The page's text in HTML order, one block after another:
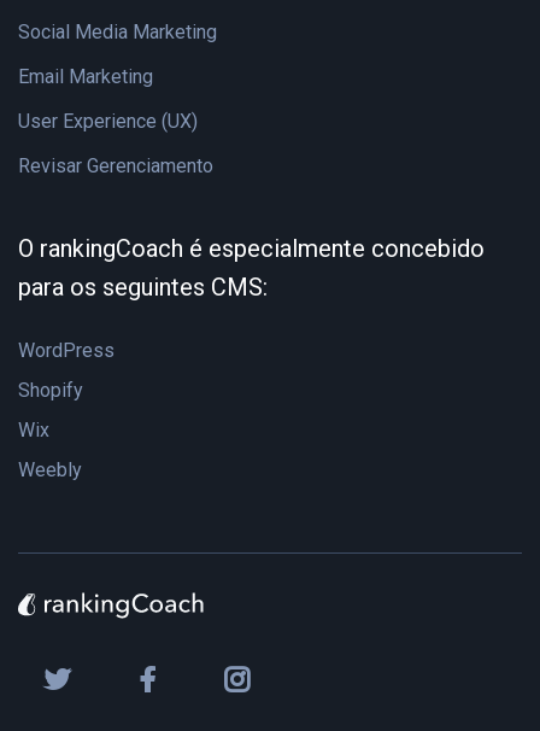
Social Media Marketing
Email Marketing
User Experience (UX)
Revisar Gerenciamento
O rankingCoach é especialmente concebido
para os seguintes CMS:
WordPress
Shopify
Wix
Weebly